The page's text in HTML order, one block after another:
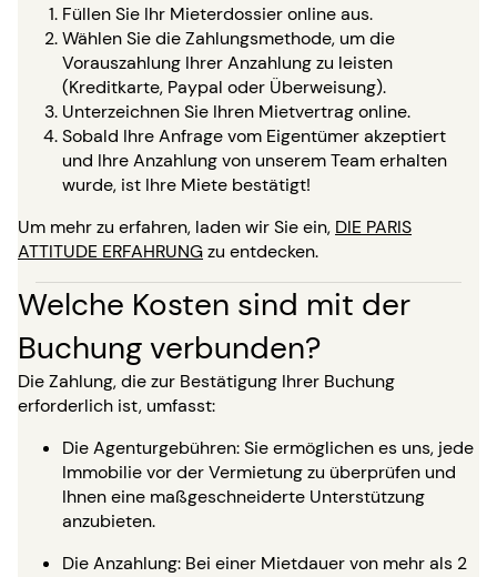
Füllen Sie Ihr Mieterdossier online aus.
Wählen Sie die Zahlungsmethode, um die
Vorauszahlung Ihrer Anzahlung zu leisten
(Kreditkarte, Paypal oder Überweisung).
Unterzeichnen Sie Ihren Mietvertrag online.
Sobald Ihre Anfrage vom Eigentümer akzeptiert
und Ihre Anzahlung von unserem Team erhalten
wurde, ist Ihre Miete bestätigt!
Um mehr zu erfahren, laden wir Sie ein, DIE PARIS
ATTITUDE ERFAHRUNGzu entdecken.
Welche Kosten sind mit der
Buchung verbunden?
Die Zahlung, die zur Bestätigung Ihrer Buchung
erforderlich ist, umfasst:
Die Agenturgebühren: Sie ermöglichen es uns, jede
Immobilie vor der Vermietung zu überprüfen und
Ihnen eine maßgeschneiderte Unterstützung
anzubieten.
Die Anzahlung: Bei einer Mietdauer von mehr als 2